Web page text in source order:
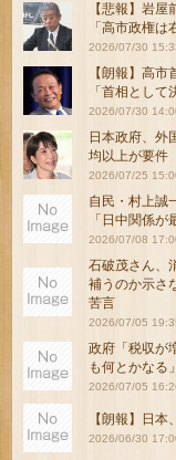
【悲報】岩
「高市政権
2026/07/30
【朗報】高
「首相として
2026/07/30
日本政府、
均以上が要件
2026/07/25
自民・村上誠
「日中関係
2026/07/08
石破茂さん、
補うのか示さ
苦言
2026/07/05
政府「税収が
も何とかなる
2026/07/05
【朗報】日
2026/06/30